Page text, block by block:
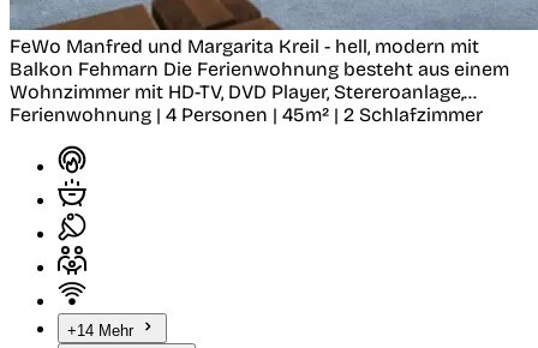
FeWo Manfred und Margarita Kreil - hell, modern mit
Balkon Fehmarn Die Ferienwohnung besteht aus einem
Wohnzimmer mit HD-TV, DVD Player, Stereroanlage,...
Ferienwohnung | 4 Personen | 45m² | 2 Schlafzimmer
+14 Mehr